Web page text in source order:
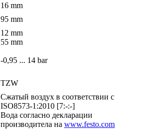
16 mm
95 mm
12 mm
55 mm
-0,95 ... 14 bar
TZW
Сжатый воздух в соответствии с
ISO8573-1:2010 [7:-:-]
Вода согласно декларации
производитела на www.festo.com